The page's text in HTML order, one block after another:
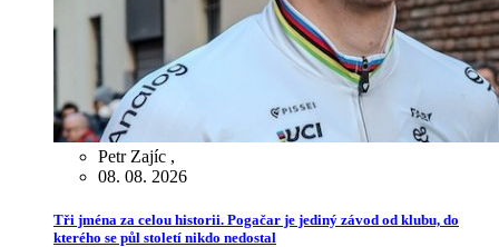
Petr Zajíc ,
08. 08. 2026
Tři jména za celou historii. Pogačar je jediný závod od klubu, do
kterého se půl století nikdo nedostal